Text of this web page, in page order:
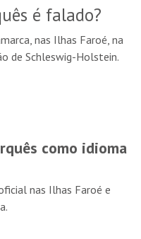
é falado?
nas Ilhas Faroé, na
de Schleswig-Holstein.
como idioma
nas Ilhas Faroé e